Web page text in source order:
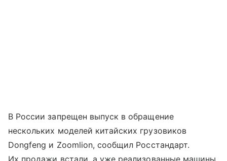
В России запрещен выпуск в обращение
нескольких моделей китайских грузовиков
Dongfeng и Zoomlion, сообщил Росстандарт.